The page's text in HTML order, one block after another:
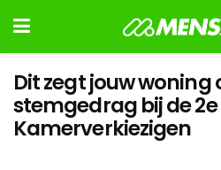
Dit zegt jouw woning
stemgedrag bij de 2e
Kamerverkiezigen